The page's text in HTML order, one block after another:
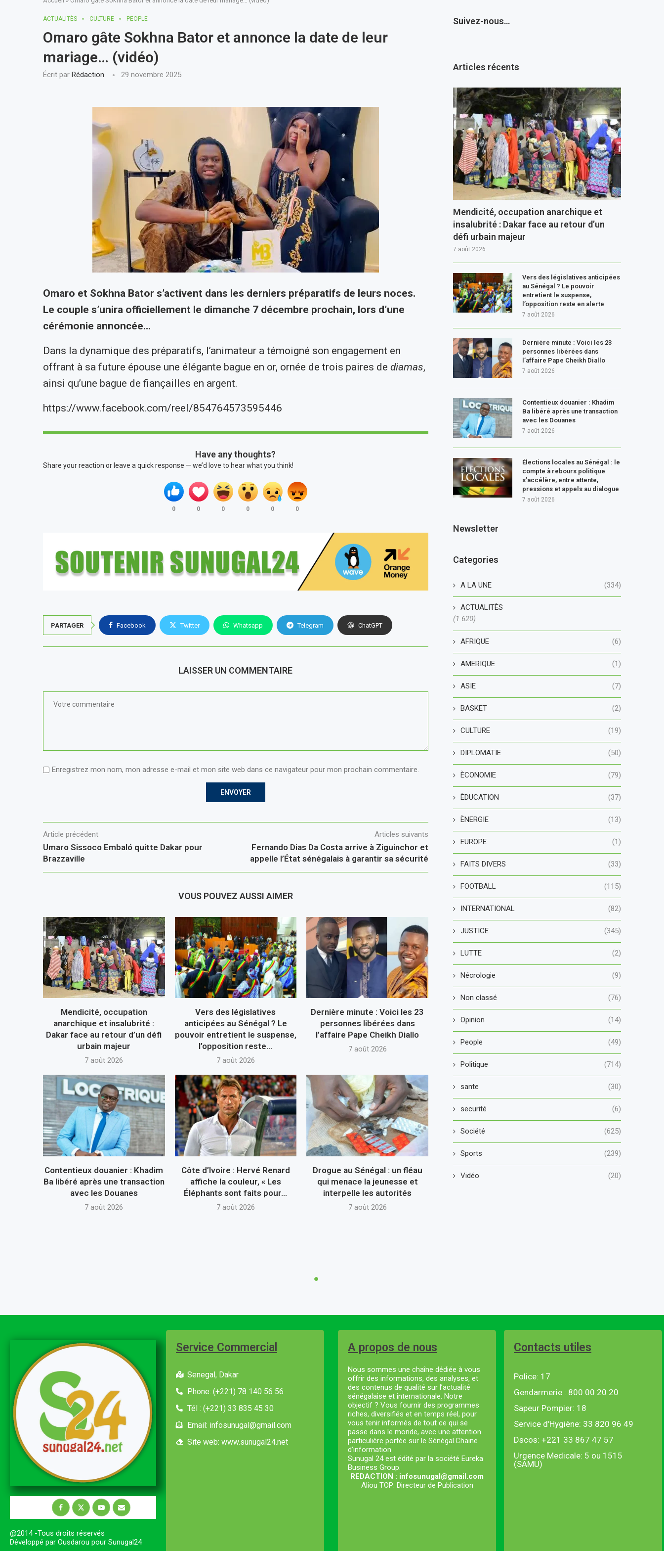
ACTUALITÈS CULTURE PEOPLE
Omaro gâte Sokhna Bator et annonce la date de leur
mariage… (vidéo)
Écrit par Rédaction 29 novembre 2025
Omaro et Sokhna Bator s’activent dans les derniers préparatifs de leurs noces.
Le couple s’unira officiellement le dimanche 7 décembre prochain, lors d’une
cérémonie annoncée…
Dans la dynamique des préparatifs, l’animateur a témoigné son engagement en
offrant à sa future épouse une élégante bague en or, ornée de trois paires de diamas,
ainsi qu’une bague de fiançailles en argent.
https://www.facebook.com/reel/854764573595446
Have any thoughts?
Share your reaction or leave a quick response — we’d love to hear what you think!
0 0 0 0 0 0
PARTAGER Facebook Twitter Whatsapp Telegram ChatGPT
LAISSER UN COMMENTAIRE
Enregistrez mon nom, mon adresse e-mail et mon site web dans ce navigateur pour mon prochain commentaire.
Article précédent
Umaro Sissoco Embaló quitte Dakar pour
Brazzaville
Articles suivants
Fernando Dias Da Costa arrive à Ziguinchor et
appelle l’État sénégalais à garantir sa sécurité
VOUS POUVEZ AUSSI AIMER
Mendicité, occupation
anarchique et insalubrité :
Dakar face au retour d’un défi
urbain majeur
7 août 2026
Vers des législatives
anticipées au Sénégal ? Le
pouvoir entretient le suspense,
l’opposition reste...
7 août 2026
Dernière minute : Voici les 23
personnes libérées dans
l’affaire Pape Cheikh Diallo
7 août 2026
Contentieux douanier : Khadim
Ba libéré après une transaction
avec les Douanes
7 août 2026
Côte d’Ivoire : Hervé Renard
affiche la couleur, « Les
Éléphants sont faits pour...
7 août 2026
Drogue au Sénégal : un fléau
qui menace la jeunesse et
interpelle les autorités
7 août 2026
Suivez-nous…
Articles récents
Mendicité, occupation anarchique et
insalubrité : Dakar face au retour d’un
défi urbain majeur
7 août 2026
Vers des législatives anticipées
au Sénégal ? Le pouvoir
entretient le suspense,
l’opposition reste en alerte
7 août 2026
Dernière minute : Voici les 23
personnes libérées dans
l’affaire Pape Cheikh Diallo
7 août 2026
Contentieux douanier : Khadim
Ba libéré après une transaction
avec les Douanes
7 août 2026
Élections locales au Sénégal : le
compte à rebours politique
s’accélère, entre attente,
pressions et appels au dialogue
7 août 2026
Newsletter
Categories
A LA UNE (334)
ACTUALITÈS
(1 620)
AFRIQUE (6)
AMERIQUE (1)
ASIE (7)
BASKET (2)
CULTURE (19)
DIPLOMATIE (50)
ÈCONOMIE (79)
ÈDUCATION (37)
ÈNERGIE (13)
EUROPE (1)
FAITS DIVERS (33)
FOOTBALL (115)
INTERNATIONAL (82)
JUSTICE (345)
LUTTE (2)
Nécrologie (9)
Non classé (76)
Opinion (14)
People (49)
Politique (714)
sante (30)
securité (6)
Société (625)
Sports (239)
Vidéo (20)
@2014 -Tous droits réservés
Développé par Ousdarou pour Sunugal24
Service Commercial
Senegal, Dakar
Phone: (+221) 78 140 56 56
Tél : (+221) 33 835 45 30
Email: infosunugal@gmail.com
Site web: www.sunugal24.net
A propos de nous
Nous sommes une chaîne dédiée à vous
offrir des informations, des analyses, et
des contenus de qualité sur l’actualité
sénégalaise et internationale. Notre
objectif ? Vous fournir des programmes
riches, diversifiés et en temps réel, pour
vous tenir informés de tout ce qui se
passe dans le monde, avec une attention
particulière portée sur le Sénégal.Chaine
d’information
Sunugal 24 est édité par la société Eureka
Business Group.
REDACTION : infosunugal@gmail.com
Aliou TOP: Directeur de Publication
Contacts utiles
Police: 17
Gendarmerie : 800 00 20 20
Sapeur Pompier: 18
Service d'Hygiène: 33 820 96 49
Dscos: +221 33 867 47 57
Urgence Medicale: 5 ou 1515
(SAMU)